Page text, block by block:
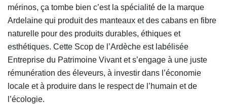
mérinos, ça tombe bien c’est la spécialité de la marque
Ardelaine qui produit des manteaux et des cabans en fibre
naturelle pour des produits durables, éthiques et
esthétiques. Cette Scop de l’Ardèche est labélisée
Entreprise du Patrimoine Vivant et s’engage à une juste
rémunération des éleveurs, à investir dans l’économie
locale et à produire dans le respect de l’humain et de
l’écologie.